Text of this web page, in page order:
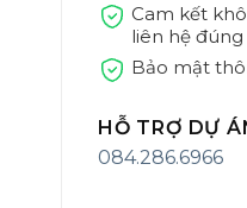
Cam kết
liên hệ đúng
Bảo mật
HỖ TRỢ DỰ
084.286.6966